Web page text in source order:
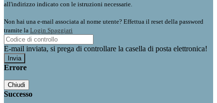
all'indirizzo indicato con le istruzioni necessarie.
Non hai una e-mail associata al nome utente? Effettua il reset della password
tramite la Login Spaggiari
E-mail inviata, si prega di controllare la casella di posta elettronica!
Errore
Chiudi
Successo